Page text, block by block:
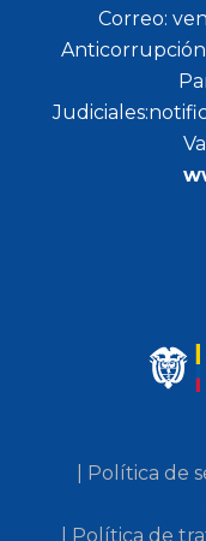
Correo:
| Política de
| Política de